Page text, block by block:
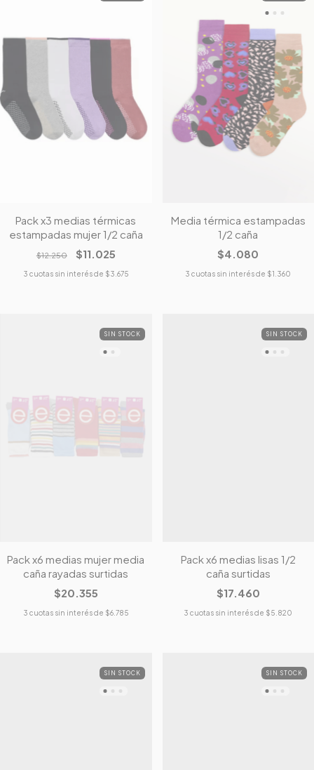
Pack x3 medias térmicas
estampadas mujer 1/2 caña
$12.250 $11.025
3 cuotas sin interés de $3.675
Media térmica estampadas
1/2 caña
$4.080
3 cuotas sin interés de $1.360
SIN STOCK
Pack x6 medias mujer media
caña rayadas surtidas
$20.355
3 cuotas sin interés de $6.785
SIN STOCK
Pack x6 medias lisas 1/2
caña surtidas
$17.460
3 cuotas sin interés de $5.820
SIN STOCK SIN STOCK